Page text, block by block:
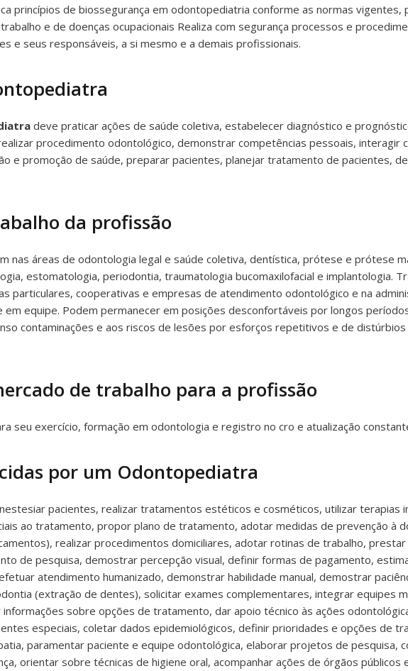
princípios de biossegurança em odontopediatria conforme as normas vigentes,
e de doenças ocupacionais Realiza com segurança processos e
e seus responsáveis, a si mesmo e a demais profissionais.
deve praticar ações de saúde coletiva, estabelecer diagnóstico e
procedimento odontológico, demonstrar competências pessoais, interagir
e promoção de saúde, preparar pacientes, planejar tratamento de pacientes,
da profissão
nas áreas de odontologia legal e saúde coletiva, dentística, prótese e prótese
estomatologia, periodontia, traumatologia bucomaxilofacial e implantologia.
particulares, cooperativas e empresas de atendimento odontológico e na
em equipe. Podem permanecer em posições desconfortáveis por longos
contaminações e aos riscos de lesões por esforços repetitivos e de
de trabalho para a profissão
seu exercício, formação em odontologia e registro no cro e atualização
por um Odontopediatra
pacientes, realizar tratamentos estéticos e cosméticos, utilizar terapias
ao tratamento, propor plano de tratamento, adotar medidas de prevenção à
realizar procedimentos domiciliares, adotar rotinas de trabalho,
de pesquisa, demostrar percepção visual, definir formas de pagamento,
atendimento humanizado, demonstrar habilidade manual, demostrar
(extração de dentes), solicitar exames complementares, integrar equipes
sobre opções de tratamento, dar apoio técnico às ações
especiais, coletar dados epidemiológicos, definir prioridades e opções de
paramentar paciente e equipe odontológica, elaborar projetos de pesquisa,
orientar sobre técnicas de higiene oral, acompanhar ações de órgãos públicos